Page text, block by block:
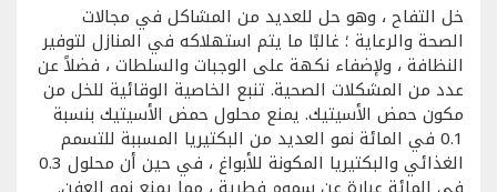
خل التفاح ، وهو حل للعديد من المشاكل في مجالات
الصحة والرعاية ؛ غالبًا ما يتم استهلاكه في المنازل لتوفير
النظافة ، ولإضفاء نكهة على الوجبات والسلطات ، فضلاً عن
عدد من المشكلات الصحية. تنبع الخاصية الوقائية للخل من
مكون حمض الأسيتيك. يمنع محلول حمض الأسيتيك بنسبة
0.1 في المائة نمو العديد من البكتيريا المسببة للتسمم
الغذائي والبكتيريا المكونة للأبواغ ، في حين أن محلول 0.3